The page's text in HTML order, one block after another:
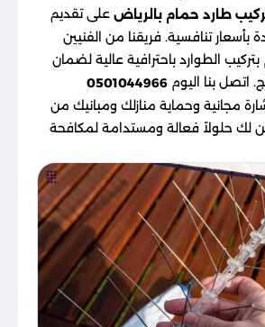
طارد حمام بالرياض على تقديم
بأسعار تنافسية. فريقنا من الفنيين
الطوارد باحترافية عالية لضمان
اتصل بنا اليوم 0501044966
مجانية وحماية منازلك ومبانيك من
لك حلولاً فعالة ومستدامة لمكافحة